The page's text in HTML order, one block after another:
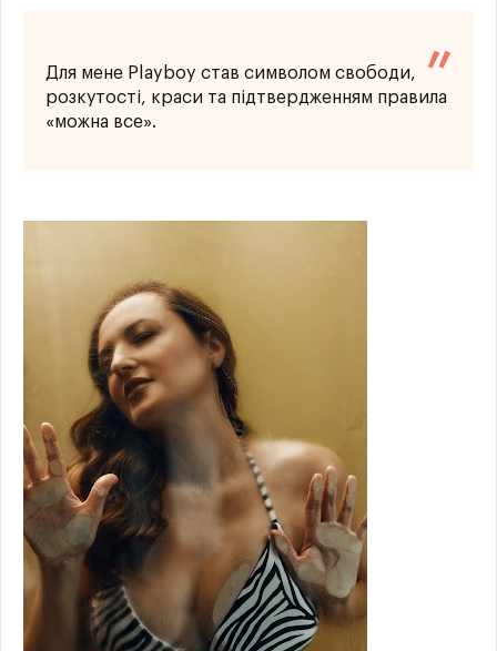
Для мене Playboy став символом свободи,
розкутості, краси та підтвердженням правила
«можна все».